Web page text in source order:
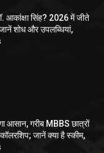
आकांक्षा सिंह? 2026 में जीते
शोध और उपलब्धियां,
आसान, गरीब MBBS छात्रों
जानें क्या है स्कीम,